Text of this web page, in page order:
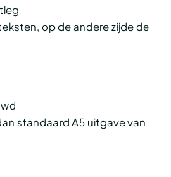
op de andere zijde de
standaard A5 uitgave van